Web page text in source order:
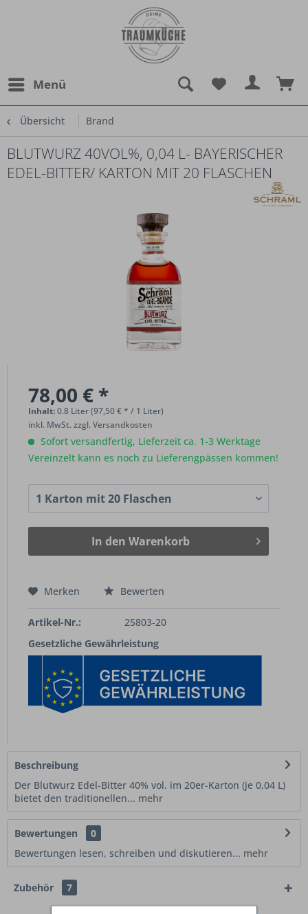
Menü
Übersicht Brand
BLUTWURZ 40VOL%, 0,04 L- BAYERISCHER
EDEL-BITTER/ KARTON MIT 20 FLASCHEN
78,00 € *
Inhalt:0.8 Liter (97,50 € * / 1 Liter)
inkl. MwSt.zzgl. Versandkosten
Sofort versandfertig, Lieferzeit ca. 1-3 Werktage
Vereinzelt kann es noch zu Lieferengpässen kommen!
In den Warenkorb
Merken Bewerten
Artikel-Nr.:
25803-20
Gesetzliche Gewährleistung
Beschreibung
Der Blutwurz Edel-Bitter 40% vol. im 20er-Karton (je 0,04 L)
bietet den traditionellen... mehr
Bewertungen
0
Bewertungen lesen, schreiben und diskutieren... mehr
Zubehör 7